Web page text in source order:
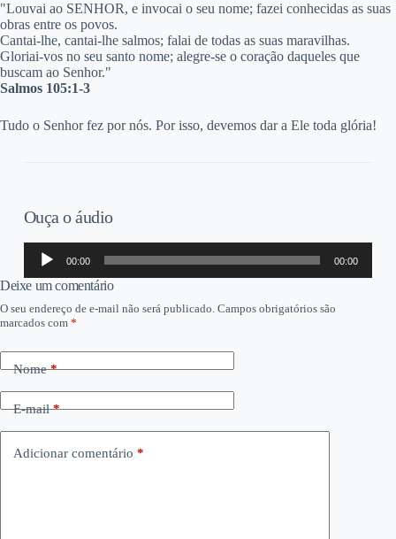
"Louvai ao SENHOR, e invocai o seu nome; fazei conhecidas as suas
obras entre os povos.
Cantai-lhe, cantai-lhe salmos; falai de todas as suas maravilhas.
Gloriai-vos no seu santo nome; alegre-se o coração daqueles que
buscam ao Senhor."
Salmos 105:1-3
Tudo o Senhor fez por nós. Por isso, devemos dar a Ele toda glória!
Ouça o áudio
Tocador
áudio
00:00 00:00
Deixe um comentário
O seu endereço de e-mail não será publicado. Campos obrigatórios são
marcados com *
Nome*
E-mail*
Adicionar comentário *